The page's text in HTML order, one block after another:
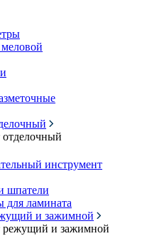
инструмент
шпатели
для ламината
и зажимной
режущий и зажимной